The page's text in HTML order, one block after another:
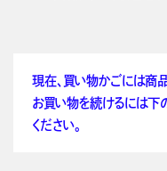
現在、買い物かごには商
お買い物を続けるには下
ください。